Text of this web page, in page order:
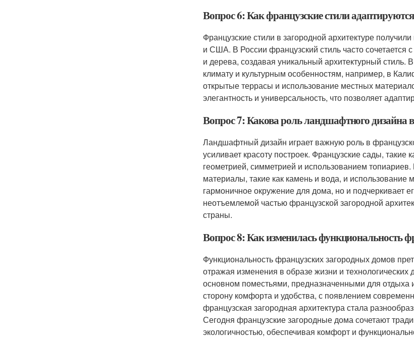
Вопрос 6: Как французские стили
Французские стили в загородной архитектуре
и США. В России французский стиль часто сочетается
и дерева, создавая уникальный архитектурный
климату и культурным особенностям, например, в
открытые террасы и использование местных
элегантность и универсальность, что позволяет
Вопрос 7: Какова роль ландшафтного дизайна
Ландшафтный дизайн играет важную роль в
усиливает красоту построек. Французские сады, такие
геометрией, симметрией и использованием
материалы, такие как камень и вода, и
гармоничное окружение для дома, но и подчеркивает
неотъемлемой частью французской загородной
страны.
Вопрос 8: Как изменилась функциональность
Функциональность французских загородных домов
отражая изменения в образе жизни и
основном поместьями, предназначенными для отдыха
сторону комфорта и удобства, с появлением
французская загородная архитектура стала
Сегодня французские загородные дома сочетают
экологичностью, обеспечивая комфорт и